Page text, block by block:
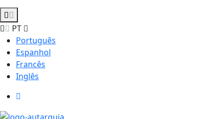
PT
Português
Espanhol
Francês
Inglês